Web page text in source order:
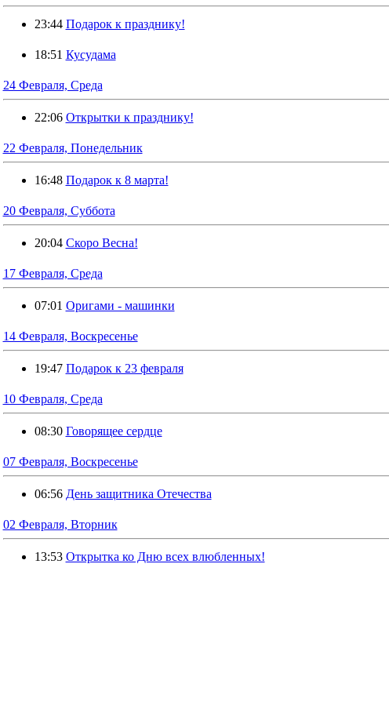
23:44 Подарок к празднику!
18:51 Кусудама
24 Февраля, Среда
22:06 Открытки к празднику!
22 Февраля, Понедельник
16:48 Подарок к 8 марта!
20 Февраля, Суббота
20:04 Скоро Весна!
17 Февраля, Среда
07:01 Оригами - машинки
14 Февраля, Воскресенье
19:47 Подарок к 23 февраля
10 Февраля, Среда
08:30 Говорящее сердце
07 Февраля, Воскресенье
06:56 День защитника Отечества
02 Февраля, Вторник
13:53 Открытка ко Дню всех влюбленных!